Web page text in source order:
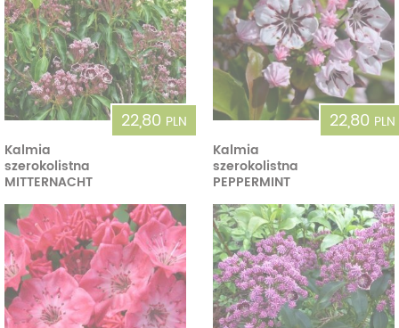
22,80 PLN
Kalmia
szerokolistna
MITTERNACHT
22,80 PLN
Kalmia
szerokolistna
PEPPERMINT